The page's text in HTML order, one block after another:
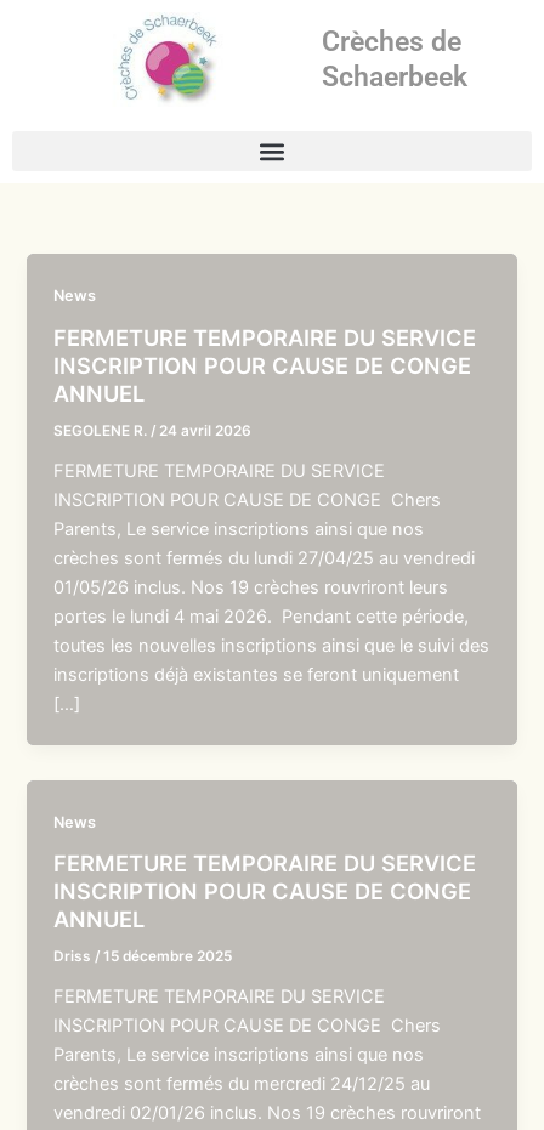
Crèches de
Schaerbeek
News
FERMETURE TEMPORAIRE DU SERVICE
INSCRIPTION POUR CAUSE DE CONGE
ANNUEL
SEGOLENE R. / 24 avril 2026
FERMETURE TEMPORAIRE DU SERVICE
INSCRIPTION POUR CAUSE DE CONGE Chers
Parents, Le service inscriptions ainsi que nos
crèches sont fermés du lundi 27/04/25 au vendredi
01/05/26 inclus. Nos 19 crèches rouvriront leurs
portes le lundi 4 mai 2026. Pendant cette période,
toutes les nouvelles inscriptions ainsi que le suivi des
inscriptions déjà existantes se feront uniquement
[…]
News
FERMETURE TEMPORAIRE DU SERVICE
INSCRIPTION POUR CAUSE DE CONGE
ANNUEL
Driss /15 décembre 2025
FERMETURE TEMPORAIRE DU SERVICE
INSCRIPTION POUR CAUSE DE CONGE Chers
Parents, Le service inscriptions ainsi que nos
crèches sont fermés du mercredi 24/12/25 au
vendredi 02/01/26 inclus. Nos 19 crèches rouvriront